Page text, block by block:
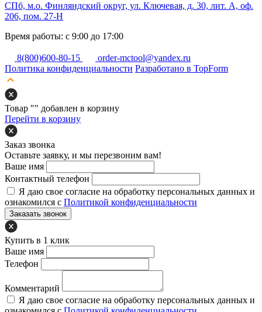
СПб, м.о. Финляндский округ, ул. Ключевая, д. 30, лит. А, оф.
206, пом. 27-Н
Время работы: с 9:00 до 17:00
8(800)600-80-15
order-mctool@yandex.ru
Политика конфиденциальности Разработано в TopForm
Товар "" добавлен в корзину
Перейти в корзину
Заказ звонка
Оставьте заявку, и мы перезвоним вам!
Ваше имя
Контактный телефон
Я даю свое согласие на обработку персональных данных и
ознакомился с Политикой конфиденциальности
Заказать звонок
Купить в 1 клик
Ваше имя
Телефон
Комментарий
Я даю свое согласие на обработку персональных данных и